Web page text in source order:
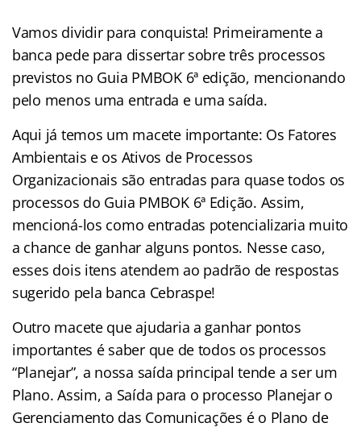
Vamos dividir para conquista! Primeiramente a
banca pede para dissertar sobre três processos
previstos no Guia PMBOK 6ª edição, mencionando
pelo menos uma entrada e uma saída.
Aqui já temos um macete importante: Os Fatores
Ambientais e os Ativos de Processos
Organizacionais são entradas para quase todos os
processos do Guia PMBOK 6ª Edição. Assim,
mencioná-los como entradas potencializaria muito
a chance de ganhar alguns pontos. Nesse caso,
esses dois itens atendem ao padrão de respostas
sugerido pela banca Cebraspe!
Outro macete que ajudaria a ganhar pontos
importantes é saber que de todos os processos
“Planejar”, a nossa saída principal tende a ser um
Plano. Assim, a Saída para o processo Planejar o
Gerenciamento das Comunicações é o Plano de